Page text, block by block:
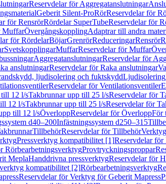
Reservdelar för Aggregatanslutningar
Geberit Silent-ProRörReservdelar för
för RensrörRördelar SuperTubeReservdelar för
MuffarÖvergångskopplingAdaptrar till andra
för RördelarBöjarGrenrörReduceringarRensrör
SvetskopplingarMuffarReservdelar för Muffar
AggregatanslutningarReservdelar för
anslutningarReservdelar för Raka anslutningar
ljudisolering och fuktskyddLjudisolering
Reservdelar för Ventilationsventiler
till 12 l/sTakbrunnar upp till 25 l/sReservdelar för
12 l/sTakbrunnar upp till 25 l/sReservdelar för
till 12 l/sÖverloppReservdelar för ÖverloppFör
d40–200Infästningssystem d250–315
TillbehörReservdelar för TillbehörVerktyg
Pressverktyg kompatibilitet [1]Reservdelar
RörbearbetningsverktygProvtryckningsproppar
MeplaHanddrivna pressverktygReservdelar för
kompatibilitet [2]Rörbearbetningsverktyg
Reservdelar för Verktyg för Geberit Mapress